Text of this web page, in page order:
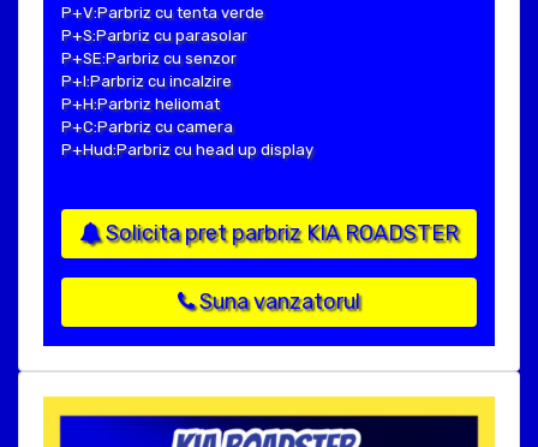
P+V:Parbriz cu tenta verde
P+S:Parbriz cu parasolar
P+SE:Parbriz cu senzor
P+I:Parbriz cu incalzire
P+H:Parbriz heliomat
P+C:Parbriz cu camera
P+Hud:Parbriz cu head up display
Solicita pret parbriz KIA ROADSTER
Suna vanzatorul